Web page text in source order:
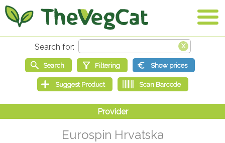
Eurospin Hrvatska